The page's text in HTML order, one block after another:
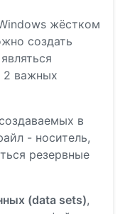
жёстком
создать
2 важных
в
- носитель,
резервные
(data sets),